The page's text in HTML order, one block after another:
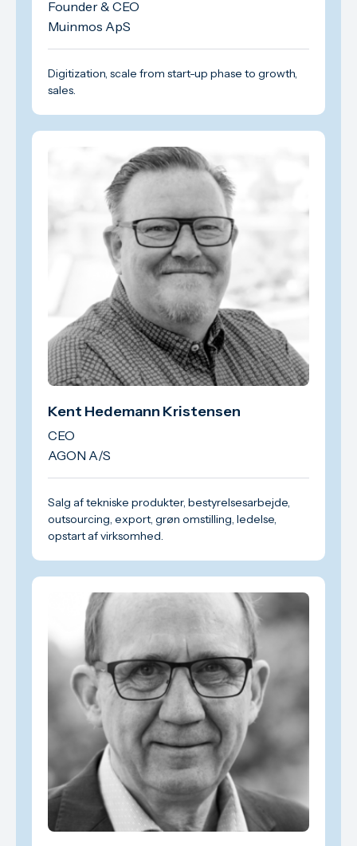
Founder & CEO
Muinmos ApS
Digitization, scale from start-up phase to growth,
sales.
Kent Hedemann Kristensen
CEO
AGON A/S
Salg af tekniske produkter, bestyrelsesarbejde,
outsourcing, export, grøn omstilling, ledelse,
opstart af virksomhed.